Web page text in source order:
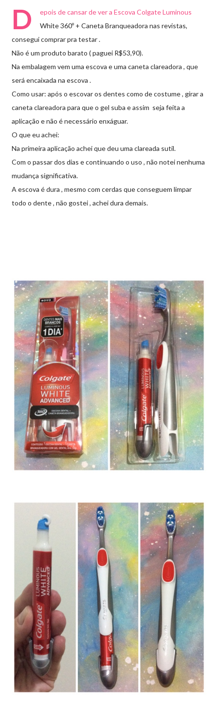
D epois de cansar de ver a Escova Colgate Luminous
White 360º + Caneta Branqueadora nas revistas,
consegui comprar pra testar .
Não é um produto barato ( paguei R$53,90).
Na embalagem vem uma escova e uma caneta clareadora , que
será encaixada na escova .
Como usar: após o escovar os dentes como de costume , girar a
caneta clareadora para que o gel suba e assim seja feita a
aplicação e não é necessário enxáguar.
O que eu achei:
Na primeira aplicação achei que deu uma clareada sutil.
Com o passar dos dias e continuando o uso , não notei nenhuma
mudança significativa.
A escova é dura , mesmo com cerdas que conseguem limpar
todo o dente , não gostei , achei dura demais.